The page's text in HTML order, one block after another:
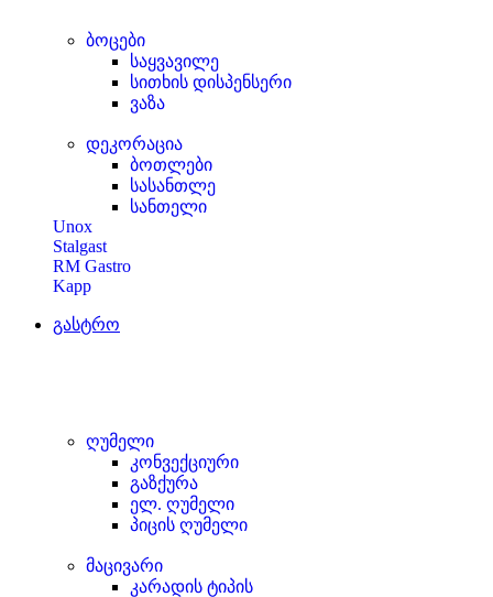
ბოცები
საყვავილე
სითხის დისპენსერი
ვაზა
დეკორაცია
ბოთლები
სასანთლე
სანთელი
Unox
Stalgast
RM Gastro
Kapp
გასტრო
ღუმელი
კონვექციური
გაზქურა
ელ. ღუმელი
პიცის ღუმელი
მაცივარი
კარადის ტიპის